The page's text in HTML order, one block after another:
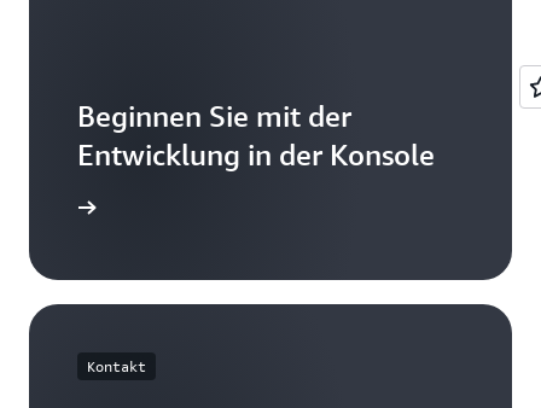
Beginnen Sie mit der
Entwicklung in der Konsole
Kontakt